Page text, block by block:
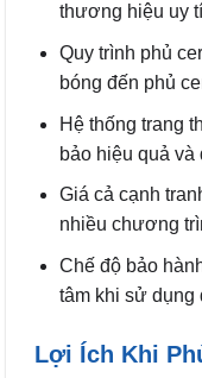
thương hiệu uy
Quy trình phủ
bóng đến phủ
Hệ thống trang
bảo hiệu quả và
Giá cả cạnh
nhiều chương
Chế độ bảo
tâm khi sử dụng
Lợi Ích Khi